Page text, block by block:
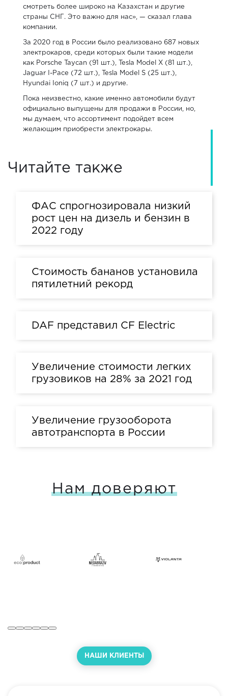
смотреть более широко на Казахстан и другие
страны СНГ. Это важно для нас», — сказал глава
компании.
За 2020 год в России было реализовано 687 новых
электрокаров, среди которых были такие модели
как Porsche Taycan (91 шт.), Tesla Model X (81 шт.),
Jaguar I-Pace (72 шт.), Tesla Model S (25 шт.),
Hyundai Ioniq (7 шт.) и другие.
Пока неизвестно, какие именно автомобили будут
официально выпущены для продажи в России, но,
мы думаем, что ассортимент подойдет всем
желающим приобрести электрокары.
Читайте также
ФАС спрогнозировала низкий
рост цен на дизель и бензин в
2022 году
Стоимость бананов установила
пятилетний рекорд
DAF представил CF Electric
Увеличение стоимости легких
грузовиков на 28% за 2021 год
Увеличение грузооборота
автотранспорта в России
Нам доверяют
НАШИ КЛИЕНТЫ